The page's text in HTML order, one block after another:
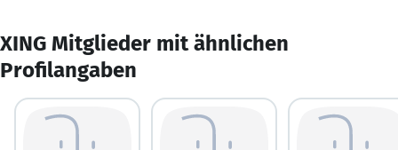
XING Mitglieder mit ähnlichen
Profilangaben